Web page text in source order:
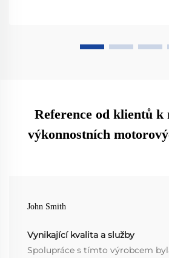
Reference od klientů k
výkonnostních
John Smith
Vynikající kvalita a služby
Spolupráce s tímto výrobcem